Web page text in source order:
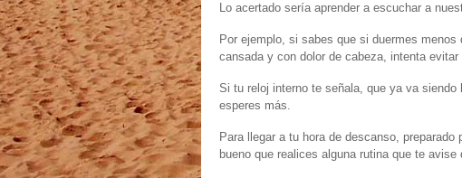
Lo acertado sería aprender a escuchar a
Por ejemplo, si sabes que si duermes
cansada y con dolor de cabeza, intenta evitar
Si tu reloj interno te señala, que ya va
esperes más.
Para llegar a tu hora de descanso,
bueno que realices alguna rutina que te